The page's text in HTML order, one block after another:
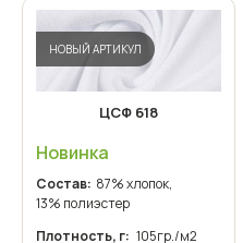
НОВЫЙ АРТИКУЛ
ЦСФ 618
Новинка
Состав: 87% хлопок,
13% полиэстер
Плотность, г: 105гр./м2